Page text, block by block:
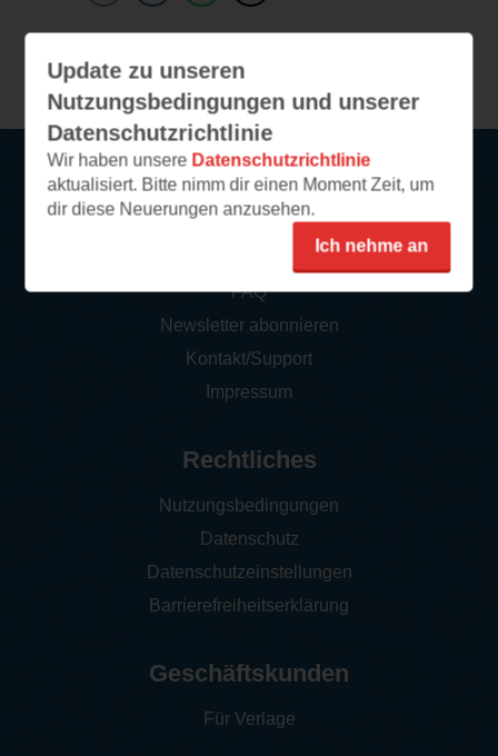
Update zu unseren
Nutzungsbedingungen und unserer
Datenschutzrichtlinie
Wir haben unsere Datenschutzrichtlinie
aktualisiert. Bitte nimm dir einen Moment Zeit, um
dir diese Neuerungen anzusehen.
Ich nehme an
Service
FAQ
Newsletter abonnieren
Kontakt/Support
Impressum
Rechtliches
Nutzungsbedingungen
Datenschutz
Datenschutzeinstellungen
Barrierefreiheitserklärung
Geschäftskunden
Für Verlage